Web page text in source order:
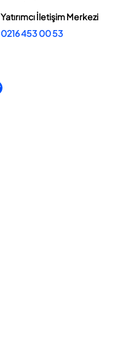
Yatırımcı İletişim Merkezi
0216 453 00 53